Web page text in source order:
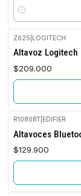
Cantidad
Agotado
Z625 LOGITECH
Altavoz Logitech
$209.000
Agotado
R1080BT| EDIFIER
Altavoces
$129.900